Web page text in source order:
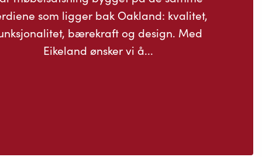
som ligger bak Oakland: kvalitet,
bærekraft og design. Med
Eikeland ønsker vi å...